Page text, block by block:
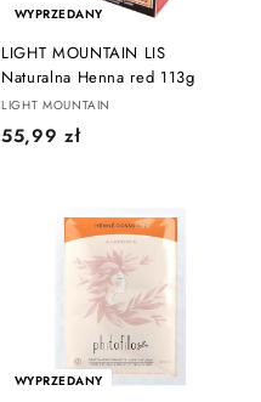
WYPRZEDANY
LIGHT MOUNTAIN LIS
Naturalna Henna red 113g
LIGHT MOUNTAIN
55,99 zł5
9
z
ł
WYPRZEDANY